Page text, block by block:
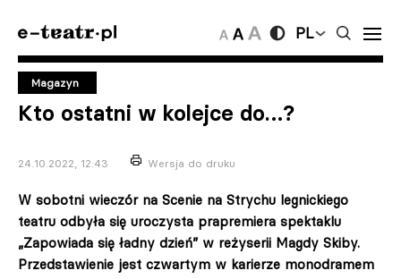
PL
Magazyn
Kto ostatni w kolejce do…?
24.10.2022, 12:43 Wersja do druku
W sobotni wieczór na Scenie na Strychu legnickiego
teatru odbyła się uroczysta prapremiera spektaklu
„Zapowiada się ładny dzień” w reżyserii Magdy Skiby.
Przedstawienie jest czwartym w karierze monodramem